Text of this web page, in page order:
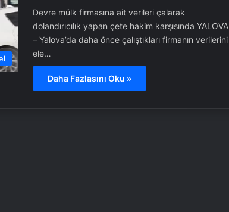
Devre mülk firmasına ait verileri çalarak
dolandırıcılık yapan çete hakim karşısında YALOVA
– Yalova’da daha önce çalıştıkları firmanın verilerini
ele…
Daha Fazlasını Oku »